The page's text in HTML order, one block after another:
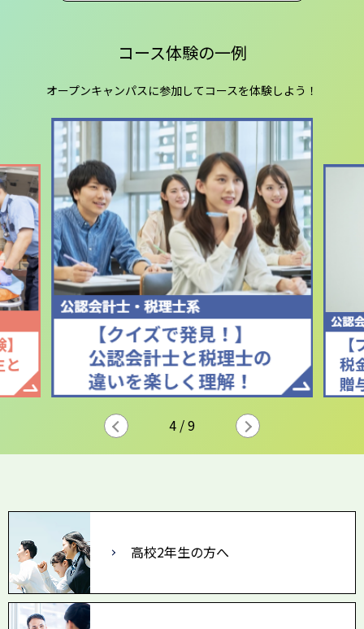
コース体験の一例
オープンキャンパスに参加してコースを体験しよう！
5 /9
高校2年生の方へ